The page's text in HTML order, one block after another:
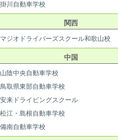
掛川自動車学校
関西
マジオドライバーズスクール和歌山校
中国
山陰中央自動車学校
鳥取県東部自動車学校
安来ドライビングスクール
松江・島根自動車学校
備南自動車学校